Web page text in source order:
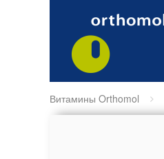
Витамины Orthomol